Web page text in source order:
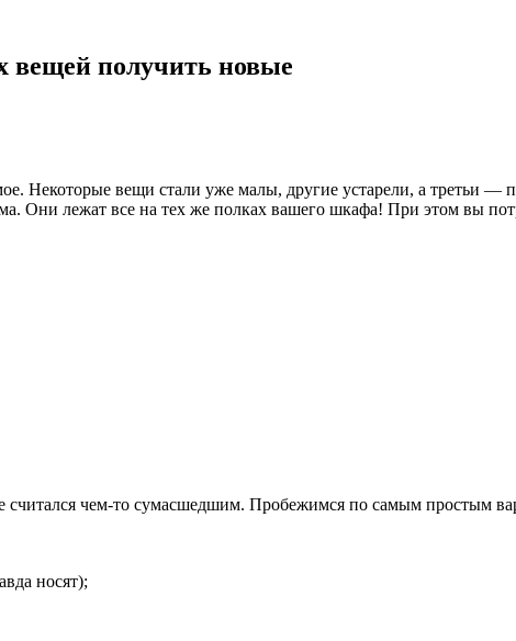
вещей получить новые
Некоторые вещи стали уже малы, другие устарели, а третьи —
Они лежат все на тех же полках вашего шкафа! При этом вы
чем-то сумасшедшим. Пробежимся по самым простым
носят);